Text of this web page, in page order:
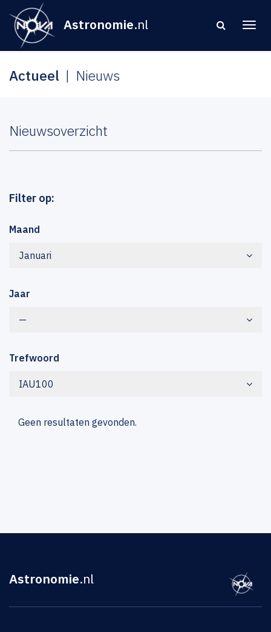
Astronomie.nl
Actueel Nieuws
Nieuwsoverzicht
Filter op:
Maand
Januari
Jaar
—
Trefwoord
IAU100
Geen resultaten gevonden.
Astronomie.nl